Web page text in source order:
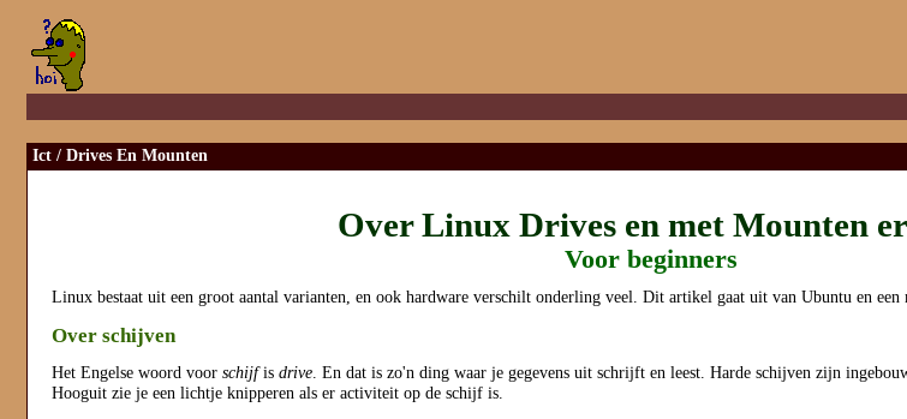
Ict / Drives En Mounten
Over Linux Drives en met Mounten
Voor beginners
Linux bestaat uit een groot aantal varianten, en ook hardware verschilt onderling veel. Dit artikel gaat uit van Ubuntu en een
Over schijven
Het Engelse woord voorschijfisdrive . En dat is zo'n ding waar je gegevens uit schrijft en leest. Harde schijven zijn
Hooguit zie je een lichtje knipperen als er activiteit op de schijf is.